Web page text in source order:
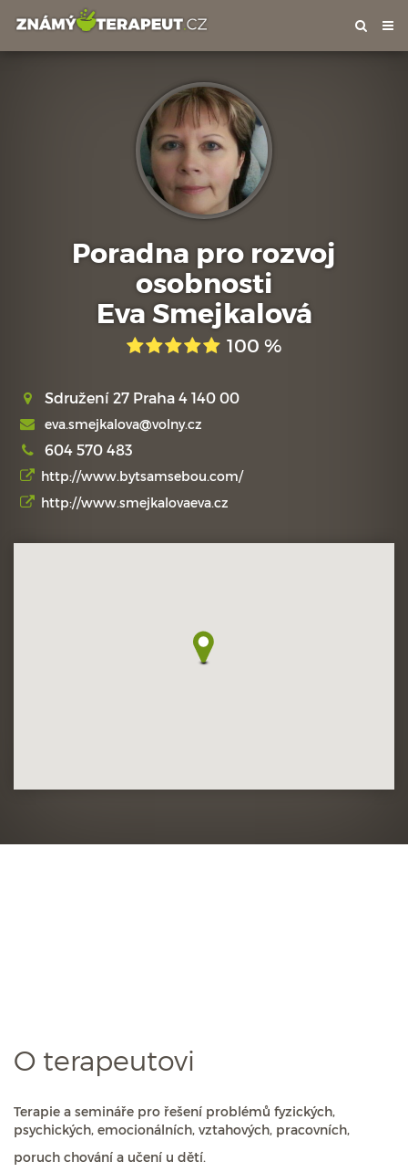
Poradna pro rozvoj
osobnosti
Eva Smejkalová
100 %
Sdružení 27 Praha 4 140 00
eva.smejkalova@volny.cz
604 570 483
http://www.bytsamsebou.com/
http://www.smejkalovaeva.cz
O terapeutovi
Terapie a semináře pro řešení problémů fyzických,
psychických, emocionálních, vztahových, pracovních,
poruch chování a učení u dětí.